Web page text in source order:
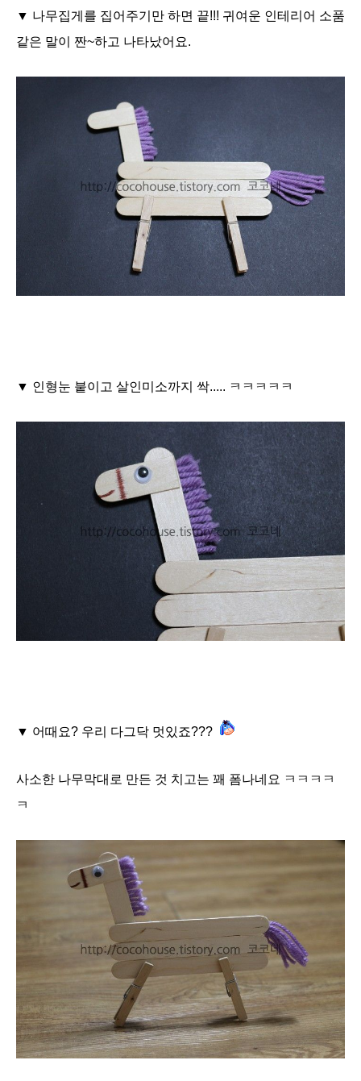
▼ 나무집게를 집어주기만 하면 끝!!! 귀여운 인테리어 소품
같은 말이 짠~하고 나타났어요.
▼ 인형눈 붙이고 살인미소까지 싹..... ㅋㅋㅋㅋㅋ
▼ 어때요? 우리 다그닥 멋있죠???
사소한 나무막대로 만든 것 치고는 꽤 폼나네요 ㅋㅋㅋㅋ
ㅋ